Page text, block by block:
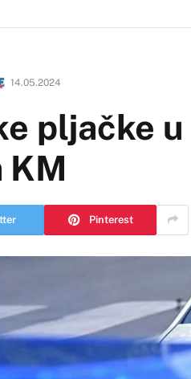
14.05.2024
pljačke
KM
Pinterest